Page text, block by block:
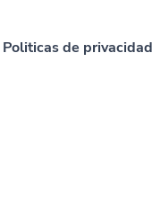
Politicas de